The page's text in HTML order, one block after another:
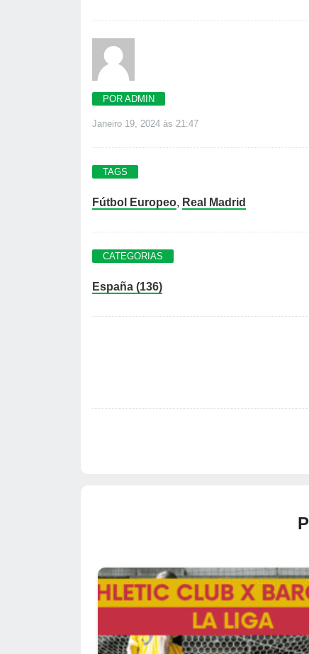
POR ADMIN
Janeiro 19, 2024 às 21:47
TAGS
Fútbol Europeo, Real Madrid
CATEGORIAS
España (136)